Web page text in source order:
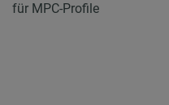
für MPC-Profile